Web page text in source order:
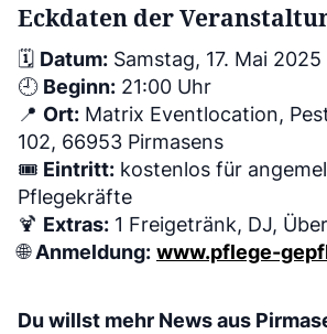
Eckdaten der
🗓 Datum: Samstag, 17. Mai 2025
🕘 Beginn: 21:00 Uhr
📍 Ort: Matrix Eventlocation,
102, 66953 Pirmasens
🎟 Eintritt: kostenlos für
Pflegekräfte
🍹 Extras: 1 Freigetränk, DJ,
🌐Anmeldung: www.pflege-
Du willst mehr News aus